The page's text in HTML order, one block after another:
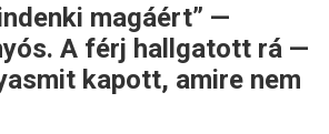
magáért” —
A férj hallgatott rá —
kapott, amire nem